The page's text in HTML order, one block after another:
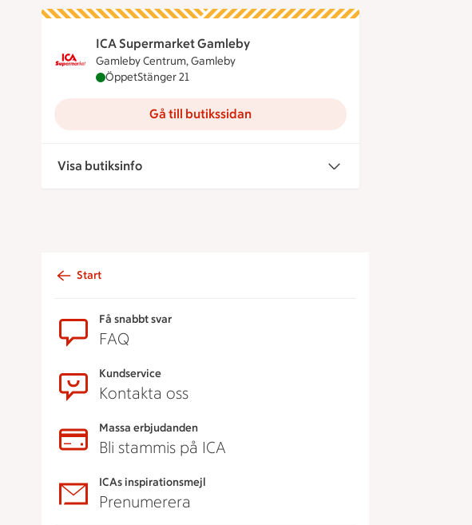
ICA Supermarket Gamleby
Gamleby Centrum, Gamleby
ICA Supermarket Gamleby är öppen nu, stänger klockan 21
ÖppetStänger 21
Gå till butikssidan
Visa butiksinfo
Start
Få snabbt svar
FAQ
Kundservice
Kontakta oss
Massa erbjudanden
Bli stammis på ICA
ICAs inspirationsmejl
Prenumerera